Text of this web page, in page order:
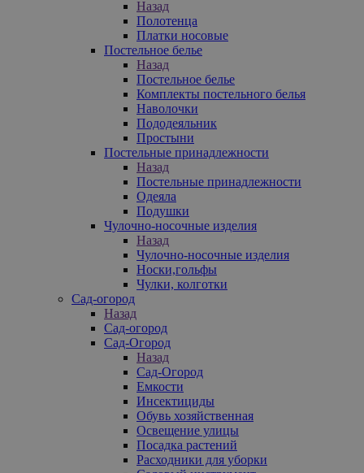
Назад
Полотенца
Платки носовые
Постельное белье
Назад
Постельное белье
Комплекты постельного белья
Наволочки
Пододеяльник
Простыни
Постельные принадлежности
Назад
Постельные принадлежности
Одеяла
Подушки
Чулочно-носочные изделия
Назад
Чулочно-носочные изделия
Носки,гольфы
Чулки, колготки
Сад-огород
Назад
Сад-огород
Сад-Огород
Назад
Сад-Огород
Емкости
Инсектициды
Обувь хозяйственная
Освещение улицы
Посадка растений
Расходники для уборки